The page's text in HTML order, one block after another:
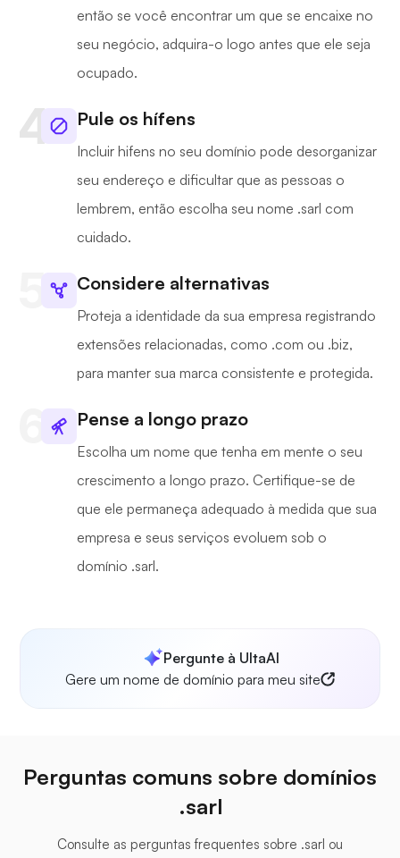
então se você encontrar um que se encaixe no
seu negócio, adquira-o logo antes que ele seja
ocupado.
Pule os hífens
Incluir hifens no seu domínio pode desorganizar
seu endereço e dificultar que as pessoas o
lembrem, então escolha seu nome .sarl com
cuidado.
Considere alternativas
Proteja a identidade da sua empresa registrando
extensões relacionadas, como .com ou .biz,
para manter sua marca consistente e protegida.
Pense a longo prazo
Escolha um nome que tenha em mente o seu
crescimento a longo prazo. Certifique-se de
que ele permaneça adequado à medida que sua
empresa e seus serviços evoluem sob o
domínio .sarl.
Pergunte à UltaAI
Gere um nome de domínio para meu site
Perguntas comuns sobre domínios
.sarl
Consulte as perguntas frequentes sobre .sarl ou